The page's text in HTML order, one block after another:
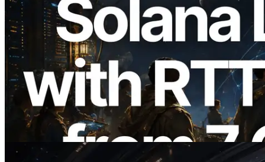
2026.08.05
ERPC mở rộng Solana Leader Slot API
với phép đo ping từ 7 khu vực toàn cầu —
Validators Information API cũng chính
thức ra mắt
Đọc bài viết này